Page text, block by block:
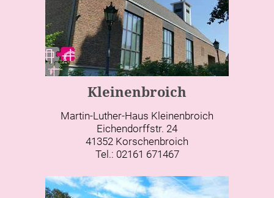
Kleinenbroich
Martin-Luther-Haus Kleinenbroich
Eichendorffstr. 24
41352 Korschenbroich
Tel.: 02161 671467